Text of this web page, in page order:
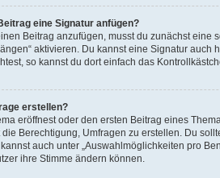
eine Signatur anfügen?
Beitrag anzufügen, musst du zunächst
aktivieren. Du kannst eine Signatur
so kannst du dort einfach das
erstellen?
eröffnest oder den ersten Beitrag eines
Berechtigung, Umfragen zu erstellen. Du
auch unter „Auswahlmöglichkeiten pro
ihre Stimme ändern können.